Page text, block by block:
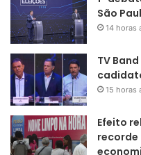
São
14 horas
TV
15 horas
Efeito
recorde